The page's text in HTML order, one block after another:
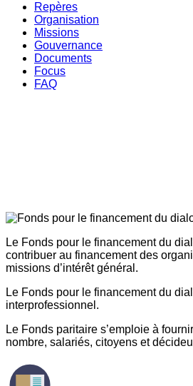
Repères
Organisation
Missions
Gouvernance
Documents
Focus
FAQ
Le Fonds pour le financement du
contribuer au financement des
missions d’intérêt général.
Le Fonds pour le financement du
interprofessionnel.
Le Fonds paritaire s’emploie à
nombre, salariés, citoyens et